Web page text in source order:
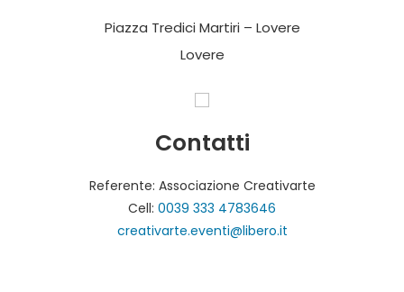
Piazza Tredici Martiri – Lovere
Lovere
Contatti
Referente: Associazione Creativarte
Cell: 0039 333 4783646
creativarte.eventi@libero.it